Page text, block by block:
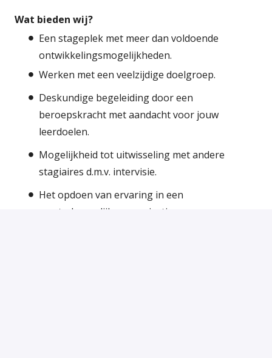
Wat bieden wij?
Een stageplek met meer dan voldoende
ontwikkelingsmogelijkheden.
Werken met een veelzijdige doelgroep.
Deskundige begeleiding door een
beroepskracht met aandacht voor jouw
leerdoelen.
Mogelijkheid tot uitwisseling met andere
stagiaires d.m.v. intervisie.
Het opdoen van ervaring in een
maatschappelijke organisatie